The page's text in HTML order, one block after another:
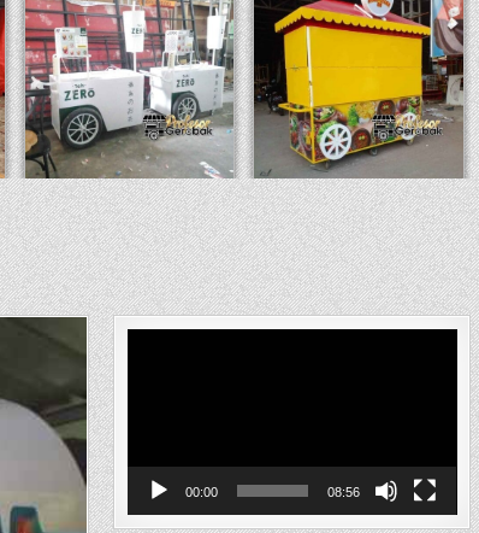
00:00 08:56